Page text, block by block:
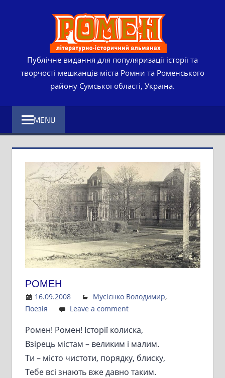
Публічне видання для популяризації історії та
творчості мешканців міста Ромни та Роменського
району Сумської області, Україна.
MENU
РОМЕН
16.09.2008 Admin
Мусієнко Володимир,
Поезія
Leave a comment
Ромен! Ромен! Історії колиска,
Взірець містам – великим і малим.
Ти – місто чистоти, порядку, блиску,
Тебе всі знають вже давно таким.